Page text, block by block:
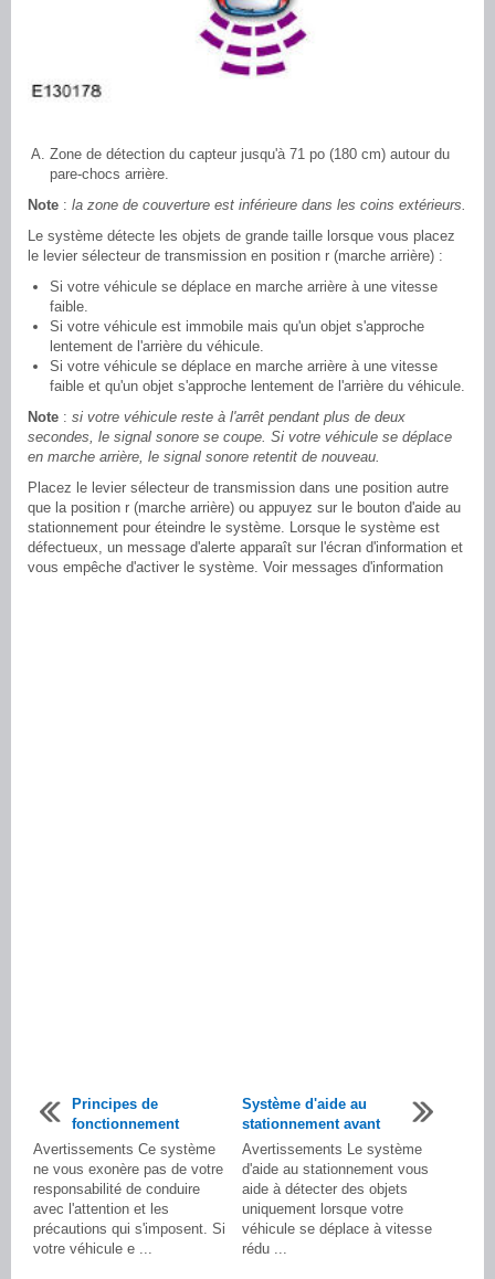
Zone de détection du capteur jusqu'à 71 po (180 cm) autour du
pare-chocs arrière.
Note : la zone de couverture est inférieure dans les coins extérieurs.
Le système détecte les objets de grande taille lorsque vous placez
le levier sélecteur de transmission en position r (marche arrière) :
Si votre véhicule se déplace en marche arrière à une vitesse
faible.
Si votre véhicule est immobile mais qu'un objet s'approche
lentement de l'arrière du véhicule.
Si votre véhicule se déplace en marche arrière à une vitesse
faible et qu'un objet s'approche lentement de l'arrière du véhicule.
Note : si votre véhicule reste à l'arrêt pendant plus de deux
secondes, le signal sonore se coupe. Si votre véhicule se déplace
en marche arrière, le signal sonore retentit de nouveau.
Placez le levier sélecteur de transmission dans une position autre
que la position r (marche arrière) ou appuyez sur le bouton d'aide au
stationnement pour éteindre le système. Lorsque le système est
défectueux, un message d'alerte apparaît sur l'écran d'information et
vous empêche d'activer le système. Voir messages d'information
Principes de
fonctionnement
Avertissements Ce système
ne vous exonère pas de votre
responsabilité de conduire
avec l'attention et les
précautions qui s'imposent. Si
votre véhicule e ...
Système d'aide au
stationnement avant
Avertissements Le système
d'aide au stationnement vous
aide à détecter des objets
uniquement lorsque votre
véhicule se déplace à vitesse
rédu ...